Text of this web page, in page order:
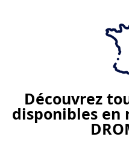
Découvrez
disponibles en